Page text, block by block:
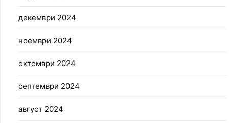
декември 2024
ноември 2024
октомври 2024
септември 2024
август 2024